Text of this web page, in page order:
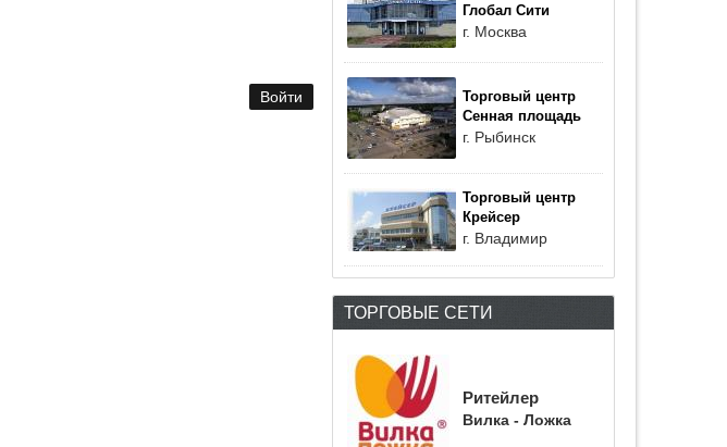
Глобал Сити
г. Москва
Торговый центр
Сенная площадь
г. Рыбинск
Торговый центр
Крейсер
г. Владимир
ТОРГОВЫЕ СЕТИ
Ритейлер
Вилка - Ложка